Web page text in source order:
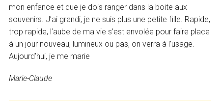
mon enfance et que je dois ranger dans la boite aux
souvenirs. J’ai grandi, je ne suis plus une petite fille. Rapide,
trop rapide, l’aube de ma vie s’est envolée pour faire place
à un jour nouveau, lumineux ou pas, on verra à l’usage.
Aujourd’hui, je me marie
Marie-Claude